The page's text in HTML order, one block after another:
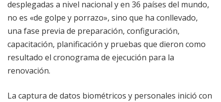
desplegadas a nivel nacional y en 36 países del mundo,
no es «de golpe y porrazo», sino que ha conllevado,
una fase previa de preparación, configuración,
capacitación, planificación y pruebas que dieron como
resultado el cronograma de ejecución para la
renovación.
La captura de datos biométricos y personales inició con